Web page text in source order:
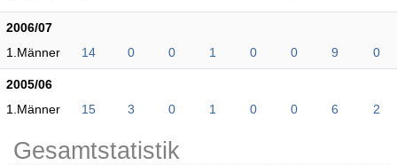
2006/07
1.Männer
14 0 0 1 0 0 9 0
2005/06
1.Männer
15 3 0 1 0 0 6 2
Gesamtstatistik